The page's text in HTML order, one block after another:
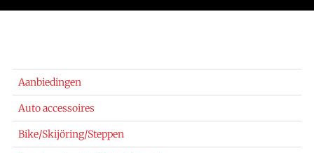
Aanbiedingen
Auto accessoires
Bike/Skijöring/Steppen